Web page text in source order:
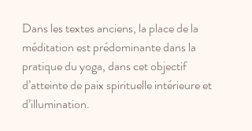
Dans les textes anciens, la place de la
méditation est prédominante dans la
pratique du yoga, dans cet objectif
d’atteinte de paix spirituelle intérieure et
d’illumination.